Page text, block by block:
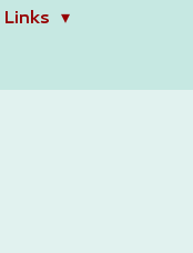
Links